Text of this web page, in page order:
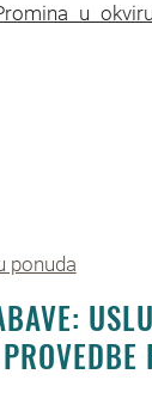
u
ponuda